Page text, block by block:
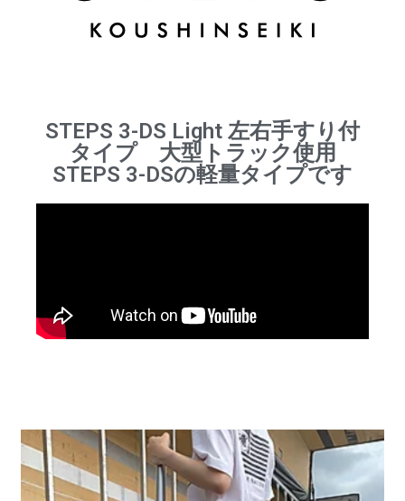
STEPS 3-DS Light 左右手すり付
タイプ 大型トラック使用
STEPS 3-DSの軽量タイプです